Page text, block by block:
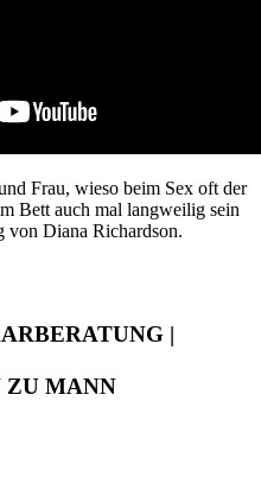
Frau, wieso beim Sex oft der
Bett auch mal langweilig sein
von Diana Richardson.
|
ZU MANN